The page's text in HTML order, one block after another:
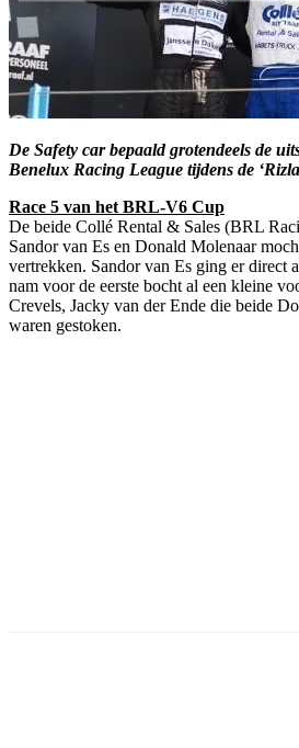
De Safety car bepaald grotendeels de
Benelux Racing League tijdens de
Race 5 van het BRL-V6 Cup
De beide Collé Rental & Sales (BRL
Sandor van Es en Donald Molenaar
vertrekken. Sandor van Es ging er direct
nam voor de eerste bocht al een kleine
Crevels, Jacky van der Ende die beide
waren gestoken.